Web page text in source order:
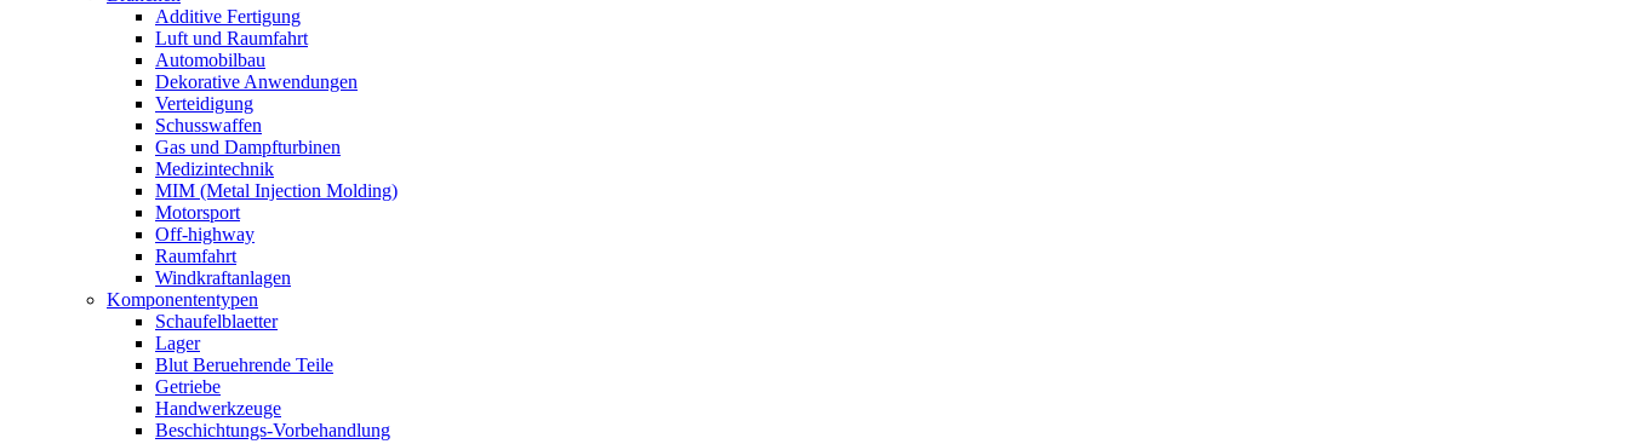
Additive Fertigung
Luft und Raumfahrt
Automobilbau
Dekorative Anwendungen
Verteidigung
Schusswaffen
Gas und Dampfturbinen
Medizintechnik
MIM (Metal Injection Molding)
Motorsport
Off-highway
Raumfahrt
Windkraftanlagen
Komponententypen
Schaufelblaetter
Lager
Blut Beruehrende Teile
Getriebe
Handwerkzeuge
Beschichtungs-Vorbehandlung